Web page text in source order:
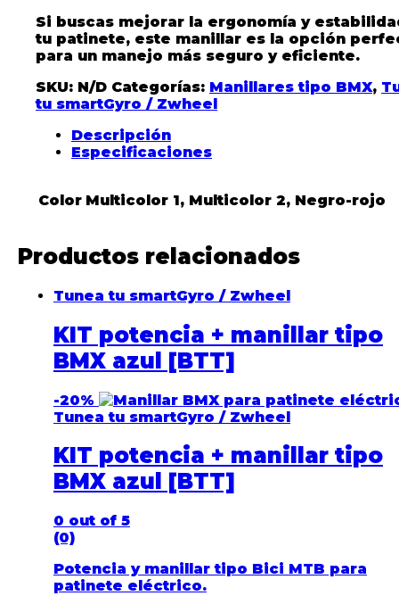
Si buscas mejorar la ergonomía y
tu patinete, este manillar es la opción
para un manejo más seguro y eficiente.
SKU: N/D Categorías: Manillares tipo BMX,
tu smartGyro / Zwheel
Descripción
Especificaciones
Color Multicolor 1, Multicolor 2, Negro-rojo
Productos relacionados
Tunea tu smartGyro / Zwheel
KIT potencia + manillar tipo
BMX azul [BTT]
-20%
Tunea tu smartGyro / Zwheel
KIT potencia + manillar tipo
BMX azul [BTT]
0 out of 5
(0)
Potencia y manillar tipo Bici MTB para
patinete eléctrico.